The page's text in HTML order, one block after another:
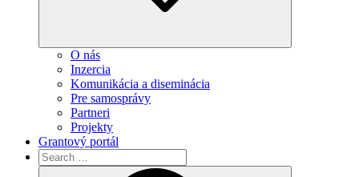
O nás
Inzercia
Komunikácia a diseminácia
Pre samosprávy
Partneri
Projekty
Grantový portál
Search
for: